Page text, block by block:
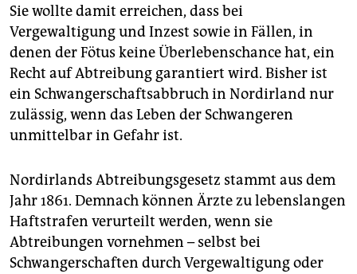
fragen & hilfe
unterstützen
abo
genossenschaft
epaper login
Sie wollte damit erreichen, dass bei
Vergewaltigung und Inzest sowie in Fällen, in
denen der Fötus keine Überlebenschance hat, ein
Recht auf Abtreibung garantiert wird. Bisher ist
ein Schwangerschaftsabbruch in Nordirland nur
zulässig, wenn das Leben der Schwangeren
unmittelbar in Gefahr ist.
Nordirlands Abtreibungsgesetz stammt aus dem
Jahr 1861. Demnach können Ärzte zu lebenslangen
Haftstrafen verurteilt werden, wenn sie
Abtreibungen vornehmen – selbst bei
Schwangerschaften durch Vergewaltigung oder